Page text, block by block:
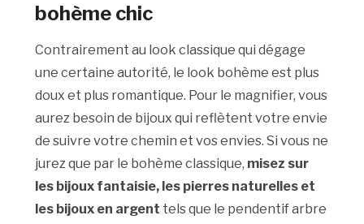
bohème chic
Contrairement au look classique qui dégage
une certaine autorité, le look bohème est plus
doux et plus romantique. Pour le magnifier, vous
aurez besoin de bijoux qui reflètent votre envie
de suivre votre chemin et vos envies. Si vous ne
jurez que par le bohème classique, misez sur
les bijoux fantaisie, les pierres naturelles et
les bijoux en argent tels que le pendentif arbre